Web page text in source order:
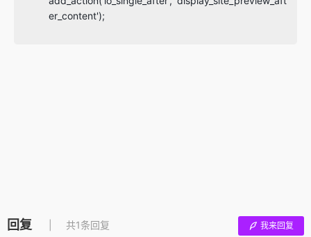
er_content');
回复 共1条回复 我来回复